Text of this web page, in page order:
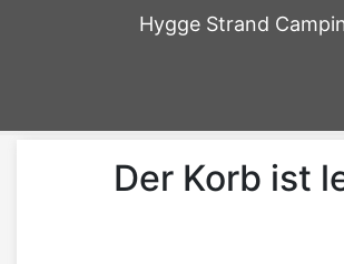
Hygge Strand
Der Korb ist